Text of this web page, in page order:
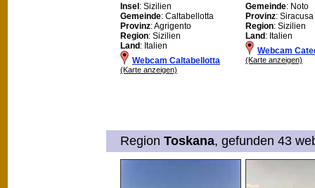
Insel: Sizilien
Gemeinde: Caltabellotta
Provinz: Agrigento
Region: Sizilien
Land: Italien
Webcam Caltabellotta
(Karte anzeigen)
Gemeinde: Noto
Provinz: Siracusa
Region: Sizilien
Land: Italien
Webcam
(Karte anzeigen)
Region Toskana, gefunden 43